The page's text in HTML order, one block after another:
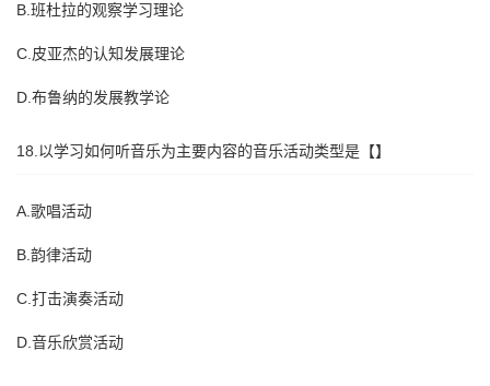
B.班杜拉的观察学习理论
C.皮亚杰的认知发展理论
D.布鲁纳的发展教学论
18.以学习如何听音乐为主要内容的音乐活动类型是【】
A.歌唱活动
B.韵律活动
C.打击演奏活动
D.音乐欣赏活动